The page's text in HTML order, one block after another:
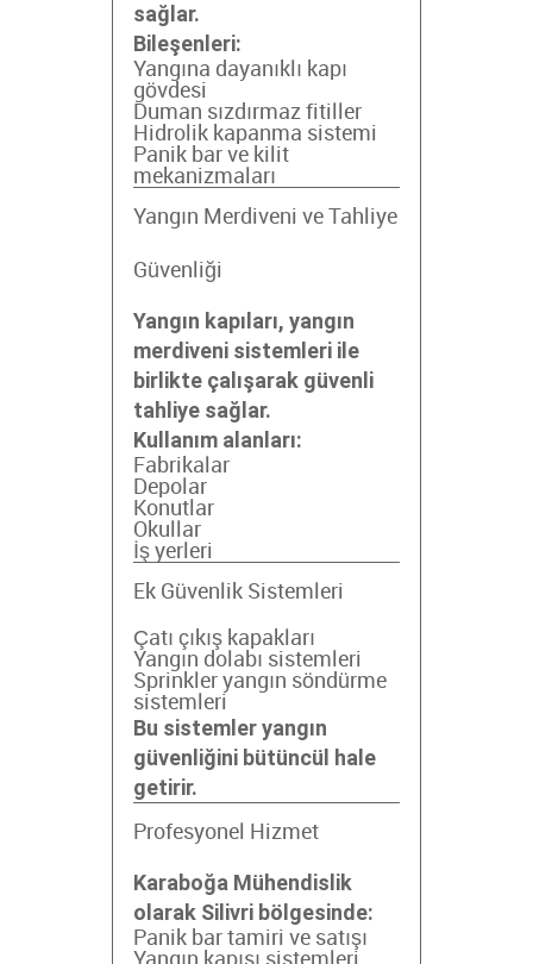
sağlar.
Bileşenleri:
Yangına dayanıklı kapı
gövdesi
Duman sızdırmaz fitiller
Hidrolik kapanma sistemi
Panik bar ve kilit
mekanizmaları
Yangın Merdiveni ve Tahliye
Güvenliği
Yangın kapıları, yangın
merdiveni sistemleri ile
birlikte çalışarak güvenli
tahliye sağlar.
Kullanım alanları:
Fabrikalar
Depolar
Konutlar
Okullar
İş yerleri
Ek Güvenlik Sistemleri
Çatı çıkış kapakları
Yangın dolabı sistemleri
Sprinkler yangın söndürme
sistemleri
Bu sistemler yangın
güvenliğini bütüncül hale
getirir.
Profesyonel Hizmet
Karaboğa Mühendislik
olarak Silivri bölgesinde:
Panik bar tamiri ve satışı